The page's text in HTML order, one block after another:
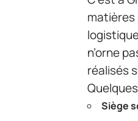
matières
n’orne
réalisés
Siège